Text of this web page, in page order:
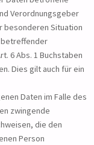
Verordnungsgeber
besonderen Situation
6 Abs. 1 Buchstaben
Dies gilt auch für ein
Daten im Falle des
zwingende
die den
Person